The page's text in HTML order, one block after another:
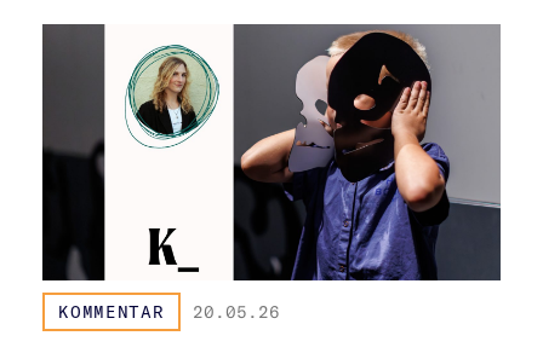
KOMMENTAR 20.05.26